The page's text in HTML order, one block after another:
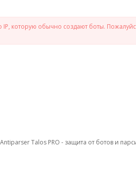
которую обычно создают боты.
Talos PRO - защита от ботов и